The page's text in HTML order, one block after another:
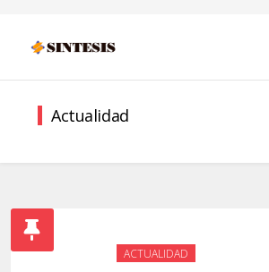
Actualidad
ACTUALIDAD